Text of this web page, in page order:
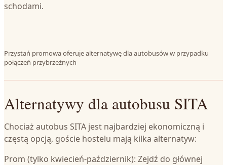
schodami.
Przystań promowa oferuje alternatywę dla autobusów w przypadku
połączeń przybrzeżnych
Alternatywy dla autobusu SITA
Chociaż autobus SITA jest najbardziej ekonomiczną i
częstą opcją, goście hostelu mają kilka alternatyw:
Prom (tylko kwiecień-październik): Zejdź do głównej